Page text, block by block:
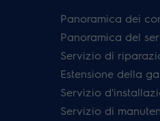
Panoramica dei
Panoramica del
Servizio di
Estensione della
Servizio
Servizio di